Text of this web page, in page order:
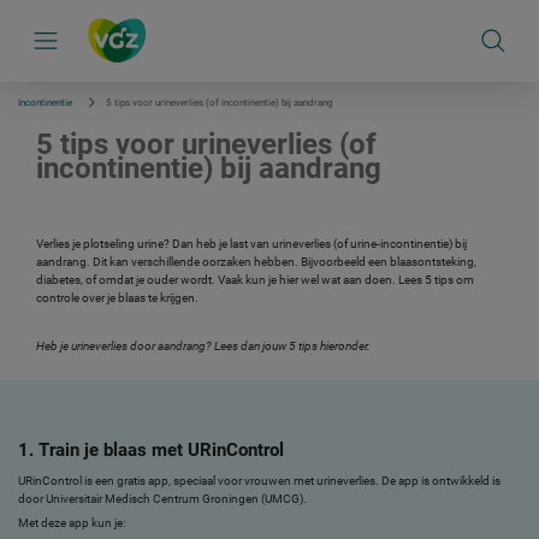
Incontinentie 5 tips voor urineverlies (of incontinentie) bij aandrang
5 tips voor urineverlies (of
incontinentie) bij aandrang
Verlies je plotseling urine? Dan heb je last van urineverlies (of urine-incontinentie) bij
aandrang. Dit kan verschillende oorzaken hebben. Bijvoorbeeld een blaasontsteking,
diabetes, of omdat je ouder wordt. Vaak kun je hier wel wat aan doen. Lees 5 tips om
controle over je blaas te krijgen.
Heb je urineverlies door aandrang? Lees dan jouw 5 tips hieronder.
1. Train je blaas met URinControl
URinControl is een gratis app, speciaal voor vrouwen met urineverlies. De app is ontwikkeld is
door Universitair Medisch Centrum Groningen (UMCG).
Met deze app kun je: